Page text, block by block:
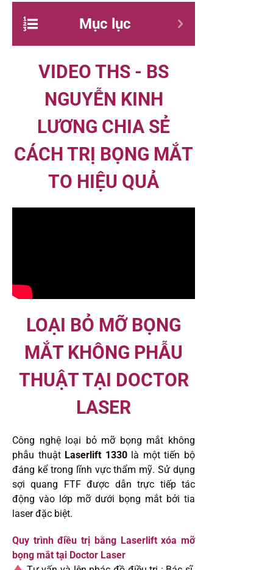
Mục lục
VIDEO THS - BS
NGUYỄN KINH
LƯƠNG CHIA SẺ
CÁCH TRỊ BỌNG MẮT
TO HIỆU QUẢ
LOẠI BỎ MỠ BỌNG
MẮT KHÔNG PHẪU
THUẬT TẠI DOCTOR
LASER
Công nghệ loại bỏ mỡ bọng mắt không
phẫu thuật Laserlift 1330là một tiến bộ
đáng kể trong lĩnh vực thẩm mỹ. Sử dụng
sợi quang FTF được dẫn trực tiếp tác
động vào lớp mỡ dưới bọng mắt bởi tia
laser đặc biệt.
Quy trình điều trị bằng Laserlift xóa mỡ
bọng mắt tại Doctor Laser